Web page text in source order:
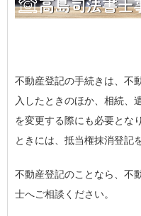
不動産登記の手続きは、不
入したときのほか、相続、
を変更する際にも必要とな
ときには、抵当権抹消登記
不動産登記のことなら、不
士へご相談ください。